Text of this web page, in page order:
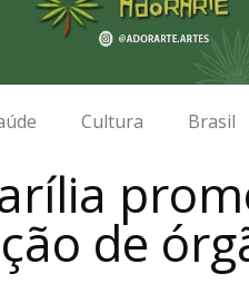
Cultura Brasil
de